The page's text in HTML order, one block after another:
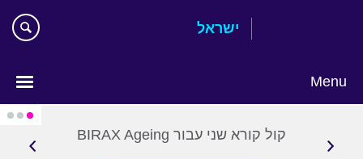
ישראל
Menu
language
קול קורא שני עבור BIRAX Ageing